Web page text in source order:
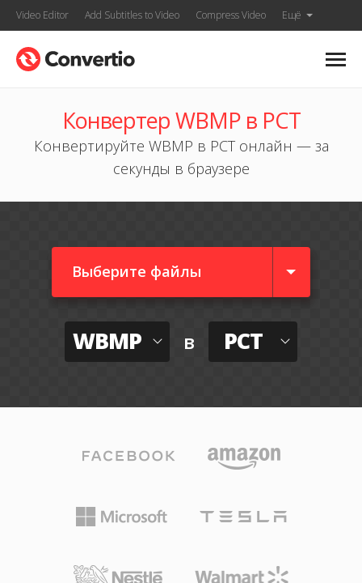
Video Editor Add Subtitles to Video Compress Video Ещё
Конвертер WBMP в PCT
Конвертируйте WBMP в PCT онлайн — за
секунды в браузере
Выберите файлы
WBMP в PCT